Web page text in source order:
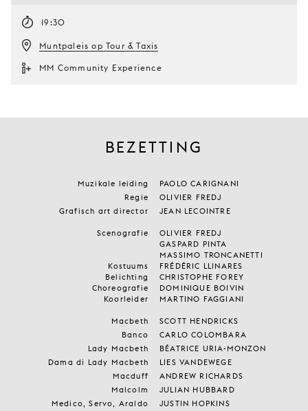
19:30
Muntpaleis op Tour & Taxis
MM Community Experience
BEZETTING
Muzikale leiding
PAOLO CARIGNANI
Regie
OLIVIER FREDJ
Grafisch art director
JEAN LECOINTRE
Scenografie
OLIVIER FREDJ
GASPARD PINTA
MASSIMO TRONCANETTI
Kostuums
FRÉDÉRIC LLINARES
Belichting
CHRISTOPHE FOREY
Choreografie
DOMINIQUE BOIVIN
Koorleider
MARTINO FAGGIANI
Macbeth
SCOTT HENDRICKS
Banco
CARLO COLOMBARA
Lady Macbeth
BÉATRICE URIA-MONZON
Dama di Lady Macbeth
LIES VANDEWEGE
Macduff
ANDREW RICHARDS
Malcolm
JULIAN HUBBARD
Medico, Servo, Araldo
JUSTIN HOPKINS